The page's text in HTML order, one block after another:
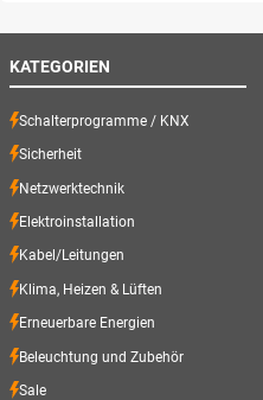
KATEGORIEN
Schalterprogramme / KNX
Sicherheit
Netzwerktechnik
Elektroinstallation
Kabel/Leitungen
Klima, Heizen & Lüften
Erneuerbare Energien
Beleuchtung und Zubehör
Sale